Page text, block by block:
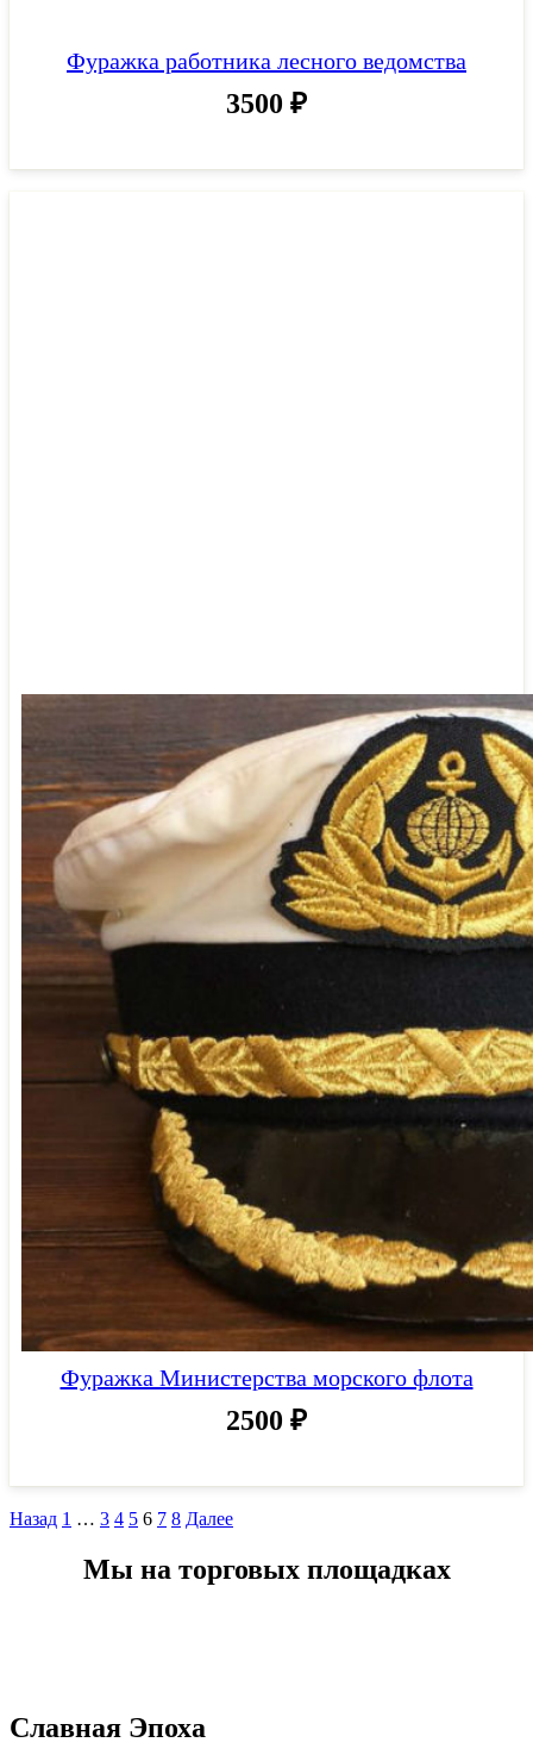
Фуражка работника лесного ведомства
3500 ₽
Фуражка Министерства морского флота
2500 ₽
Назад 1 … 3 4 5 6 7 8 Далее
Мы на торговых площадках
Славная Эпоха